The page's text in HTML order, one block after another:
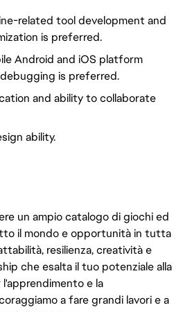
related tool development and
is preferred.
Android and iOS platform
is preferred.
and ability to collaborate
ability.
un ampio catalogo di giochi ed
il mondo e opportunità in tutta
resilienza, creatività e
che esalta il tuo potenziale alla
e la
a fare grandi lavori e a